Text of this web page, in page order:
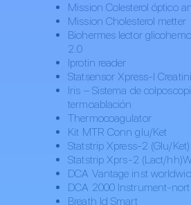
Mission Colesterol óptico
Mission Cholesterol metter
Biohermes lector
2.0
Iprotin reader
Statsensor Xpress-I
Iris – Sistema de
termoablación
Thermocoagulator
Kit MTR Conn glu/Ket
Statstrip Xpress-2 (Glu/Ket)
Statstrip Xprs-2 (Lact/
DCA Vantage inst
DCA 2000 Instrument-nort
Breath Id Smart